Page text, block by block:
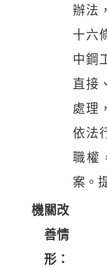
辦法
十六
中鋼
直接
處理
依法
職權
案。
機關改
善情
形：